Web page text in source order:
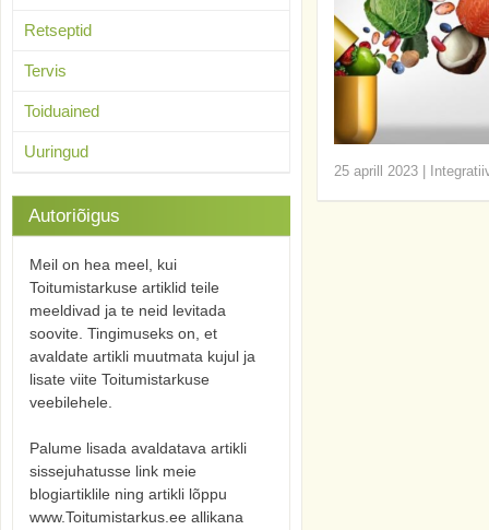
25 aprill 2023
Retseptid
Tervis
Toiduained
Uuringud
Autoriõigus
Meil on hea meel, kui
Toitumistarkuse artiklid teile
meeldivad ja te neid levitada
soovite. Tingimuseks on, et
avaldate artikli muutmata kujul ja
lisate viite Toitumistarkuse
veebilehele.
Palume lisada avaldatava artikli
sissejuhatusse link meie
blogiartiklile ning artikli lõppu
www.Toitumistarkus.ee allikana